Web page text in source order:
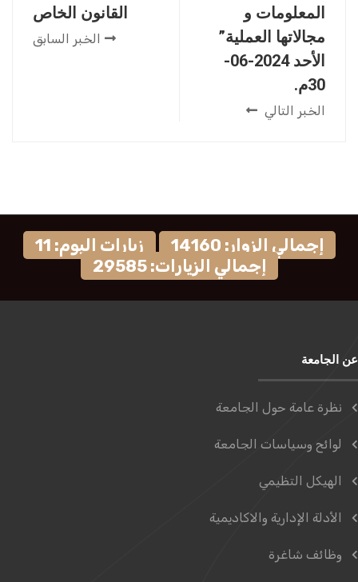
القانون الخاص
الخبر السابق
المعلومات و
مجالاتها العملية”
الأحد 2024-06-
30م.
الخبر التالي
إجمالي الزوار: 14160
زيارات اليوم: 11
إجمالي الزيارات: 29585
عن الجامعة
نظرة عامة حول الجامعة
لوائح وسياسات الجامعة
الهيكل التظيمي
الأدلة الإدارية والاكاديمية
وظائف شاغرة